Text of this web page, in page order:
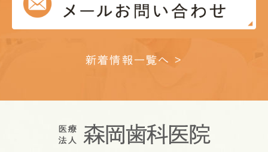
新着情報一覧へ >